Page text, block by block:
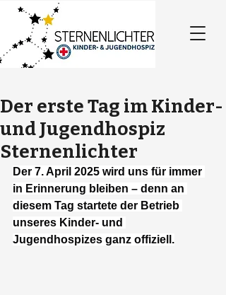
Der erste Tag im Kinder-
und Jugendhospiz
Sternenlichter
Der 7. April 2025 wird uns für immer
in Erinnerung bleiben – denn an
diesem Tag startete der Betrieb
unseres Kinder- und
Jugendhospizes ganz offiziell.